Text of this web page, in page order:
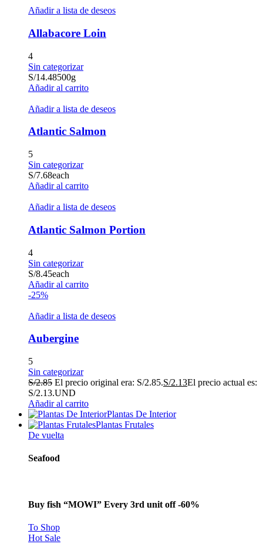
Añadir a lista de deseos
Allabacore Loin
4
Sin categorizar
S/14.48500g
Añadir al carrito
Añadir a lista de deseos
Atlantic Salmon
5
Sin categorizar
S/7.68each
Añadir al carrito
Añadir a lista de deseos
Atlantic Salmon Portion
4
Sin categorizar
S/8.45each
Añadir al carrito
-25%
Añadir a lista de deseos
Aubergine
5
Sin categorizar
S/2.85 El precio original era: S/2.85.S/2.13El precio actual es:
S/2.13.UND
Añadir al carrito
Plantas De Interior
Plantas Frutales
De vuelta
Seafood
Buy fish “MOWI” Every 3rd unit off -60%
To Shop
Hot Sale